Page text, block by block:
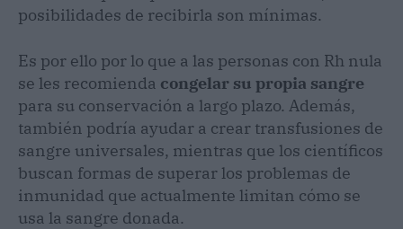
posibilidades de recibirla son mínimas.
Es por ello por lo que a las personas con Rh nula
se les recomienda congelar su propia sangre
para su conservación a largo plazo. Además,
también podría ayudar a crear transfusiones de
sangre universales, mientras que los científicos
buscan formas de superar los problemas de
inmunidad que actualmente limitan cómo se
usa la sangre donada.